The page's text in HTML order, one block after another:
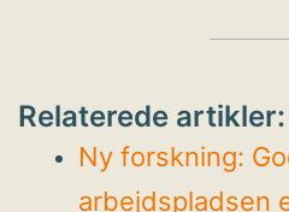
Relaterede artikler:
Ny forskning:
arbejdspladsen